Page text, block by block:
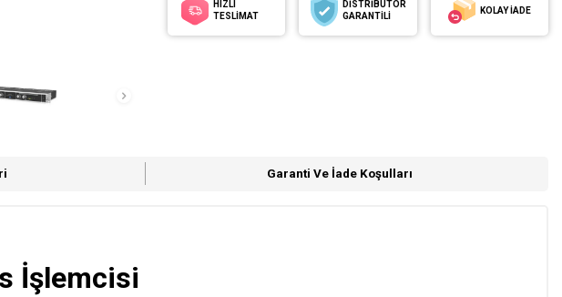
HIZLI
TESLİMAT
DİSTRİBÜTÖR
GARANTİLİ
KOLAY İADE
Garanti Ve İade Koşulları
İşlemcisi